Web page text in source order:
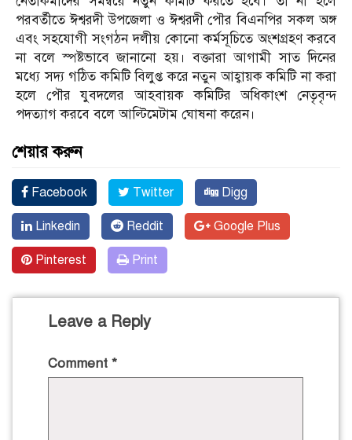
পরবর্তীতে ঈশ্বরদী উপজেলা ও ঈশ্বরদী পৌর বিএনপির সকল অঙ্গ
এবং সহযোগী সংগঠন দলীয় কোনো কর্মসূচিতে অংশগ্রহণ করবে
না বলে স্পষ্টভাবে জানানো হয়। বক্তারা আগামী সাত দিনের
মধ্যে সদ্য গঠিত কমিটি বিলুপ্ত করে নতুন আহ্বায়ক কমিটি না করা
হলে পৌর যুবদলের আহবায়ক কমিটির অধিকাংশ নেতৃবৃন্দ
পদত্যাগ করবে বলে আল্টিমেটাম ঘোষনা করেন।
শেয়ার করুন
Facebook Twitter Digg
Linkedin Reddit Google Plus
Pinterest Print
Leave a Reply
Comment *